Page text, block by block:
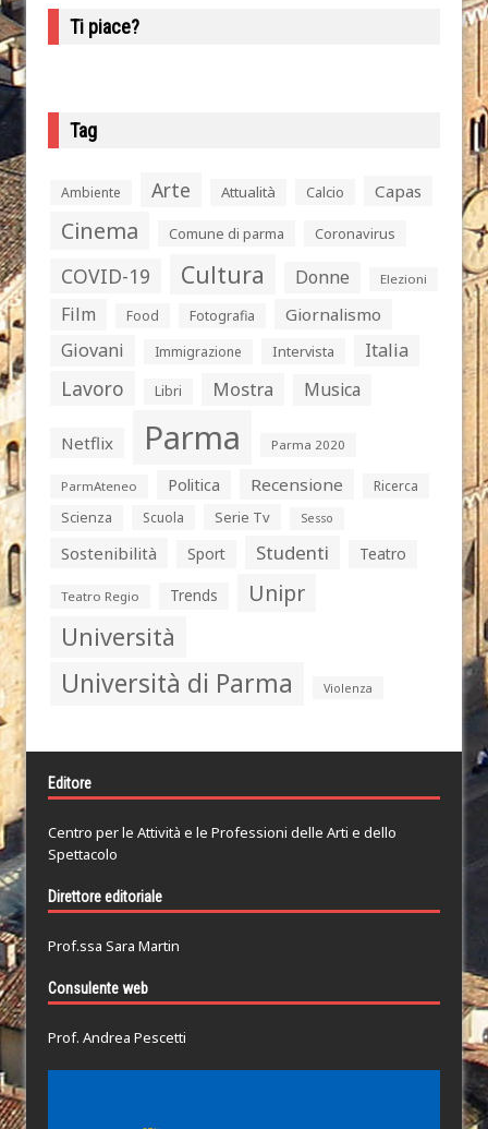
Ti piace?
Tag
Ambiente Arte Attualità Calcio Capas
Cinema Comune di parma Coronavirus
COVID-19 Cultura Donne Elezioni
Film Food Fotografia Giornalismo
Giovani Immigrazione Intervista Italia
Lavoro Libri Mostra Musica
Netflix Parma Parma 2020
ParmAteneo Politica Recensione
Ricerca
Scienza
Scuola Serie Tv Sesso
Sostenibilità Sport Studenti Teatro
Teatro Regio Trends Unipr
Università
Università di Parma Violenza
Editore
Centro per le Attività e le Professioni delle Arti e dello
Spettacolo
Direttore editoriale
Prof.ssa Sara Martin
Consulente web
Prof. Andrea Pescetti